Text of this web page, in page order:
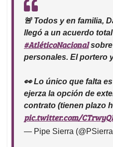
🚨 Todos y en familia,
llegó a un acuerdo
#AtléticoNacionalsobre
personales. El portero
👀 Lo único que falta
ejerza la opción de
contrato (tienen plazo
pic.twitter.com/
— Pipe Sierra